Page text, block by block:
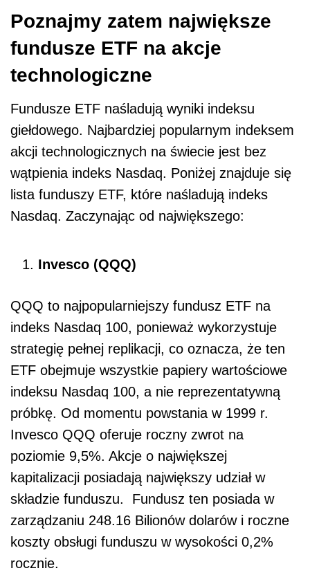
Poznajmy zatem największe
fundusze ETF na akcje
technologiczne
Fundusze ETF naśladują wyniki indeksu
giełdowego. Najbardziej popularnym indeksem
akcji technologicznych na świecie jest bez
wątpienia indeks Nasdaq. Poniżej znajduje się
lista funduszy ETF, które naśladują indeks
Nasdaq. Zaczynając od największego:
Invesco (QQQ)
QQQ to najpopularniejszy fundusz ETF na
indeks Nasdaq 100, ponieważ wykorzystuje
strategię pełnej replikacji, co oznacza, że ten
ETF obejmuje wszystkie papiery wartościowe
indeksu Nasdaq 100, a nie reprezentatywną
próbkę. Od momentu powstania w 1999 r.
Invesco QQQ oferuje roczny zwrot na
poziomie 9,5%. Akcje o największej
kapitalizacji posiadają największy udział w
składzie funduszu. Fundusz ten posiada w
zarządzaniu 248.16 Bilionów dolarów i roczne
koszty obsługi funduszu w wysokości 0,2%
rocznie.